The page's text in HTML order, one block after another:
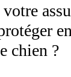
chien ?